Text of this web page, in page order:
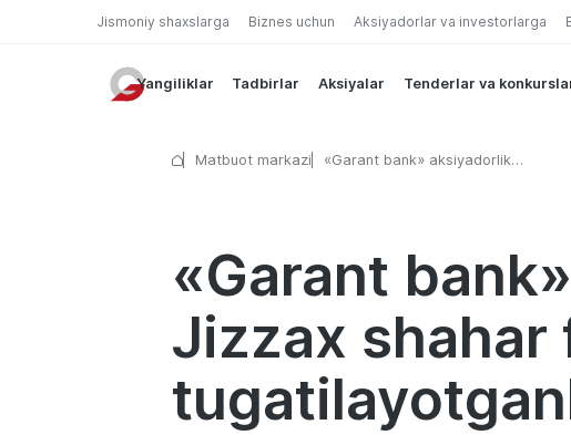
Jismoniy shaxslarga Biznes uchun Aksiyadorlar va investorlarga
Yangiliklar Tadbirlar Aksiyalar Tenderlar va
Matbuot markazi
«Garant bank» aksiyadorlik
«Garant
Jizzax